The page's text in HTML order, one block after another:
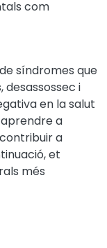
com
síndromes que
desassossec i
en la salut
a
a
et
més